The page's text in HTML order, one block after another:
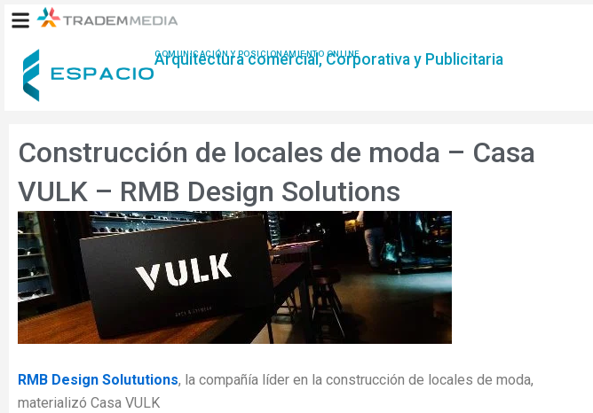
contenido
COMUNICACIÓN Y POSICIONAMIENTO ONLINE
Arquitectura comercial, Corporativa y Publicitaria
Construcción de locales de moda – Casa
VULK – RMB Design Solutions
RMB Design Solututions, la compañía líder en la construcción de locales de moda,
materializó Casa VULK